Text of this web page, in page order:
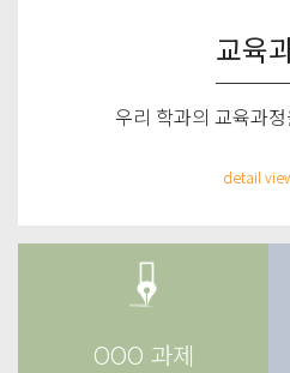
교육
우리 학과의 교육과
detail
OOO 과제